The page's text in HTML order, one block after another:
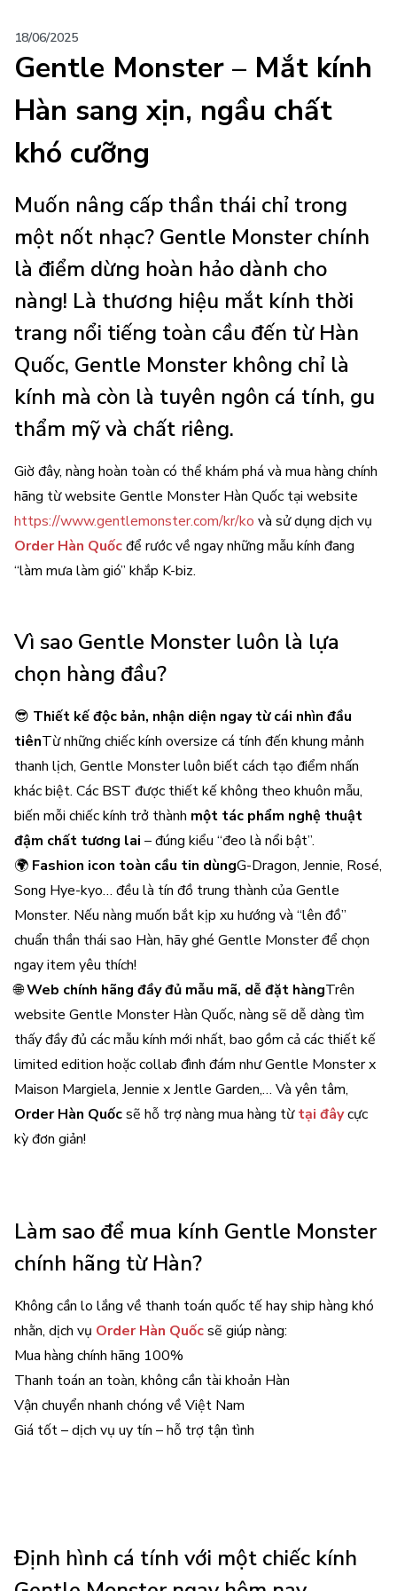
18/06/2025
Gentle Monster – Mắt kính
Hàn sang xịn, ngầu chất
khó cưỡng
Muốn nâng cấp thần thái chỉ trong
một nốt nhạc? Gentle Monsterchính
là điểm dừng hoàn hảo dành cho
nàng! Là thương hiệu mắt kính thời
trang nổi tiếng toàn cầu đến từ Hàn
Quốc, Gentle Monster không chỉ là
kính mà còn là tuyên ngôn cá tính, gu
thẩm mỹ và chất riêng.
Giờ đây, nàng hoàn toàn có thể khám phá và mua hàng chính
hãng từ website Gentle Monster Hàn Quốc tại website
https://www.gentlemonster.com/kr/ko và sử dụng dịch vụ
Order Hàn Quốcđể rước về ngay những mẫu kính đang
“làm mưa làm gió” khắp K-biz.
Vì sao Gentle Monster luôn là lựa
chọn hàng đầu?
😎 Thiết kế độc bản, nhận diện ngay từ cái nhìn đầu
tiênTừ những chiếc kính oversize cá tính đến khung mảnh
thanh lịch, Gentle Monster luôn biết cách tạo điểm nhấn
khác biệt. Các BST được thiết kế không theo khuôn mẫu,
biến mỗi chiếc kính trở thành một tác phẩm nghệ thuật
đậm chất tương lai – đúng kiểu “đeo là nổi bật”.
🌍 Fashion icon toàn cầu tin dùngG-Dragon, Jennie, Rosé,
Song Hye-kyo… đều là tín đồ trung thành của Gentle
Monster. Nếu nàng muốn bắt kịp xu hướng và “lên đồ”
chuẩn thần thái sao Hàn, hãy ghé Gentle Monster để chọn
ngay item yêu thích!
🌐Web chính hãng đầy đủ mẫu mã, dễ đặt hàngTrên
website Gentle Monster Hàn Quốc, nàng sẽ dễ dàng tìm
thấy đầy đủ các mẫu kính mới nhất, bao gồm cả các thiết kế
limited edition hoặc collab đình đám như Gentle Monster x
Maison Margiela, Jennie x Jentle Garden,… Và yên tâm,
Order Hàn Quốcsẽ hỗ trợ nàng mua hàng từtại đâycực
kỳ đơn giản!
Làm sao để mua kính Gentle Monster
chính hãng từ Hàn?
Không cần lo lắng về thanh toán quốc tế hay ship hàng khó
nhằn, dịch vụ Order Hàn Quốcsẽ giúp nàng:
Mua hàng chính hãng 100%
Thanh toán an toàn, không cần tài khoản Hàn
Vận chuyển nhanh chóng về Việt Nam
Giá tốt – dịch vụ uy tín – hỗ trợ tận tình
Định hình cá tính với một chiếc kính